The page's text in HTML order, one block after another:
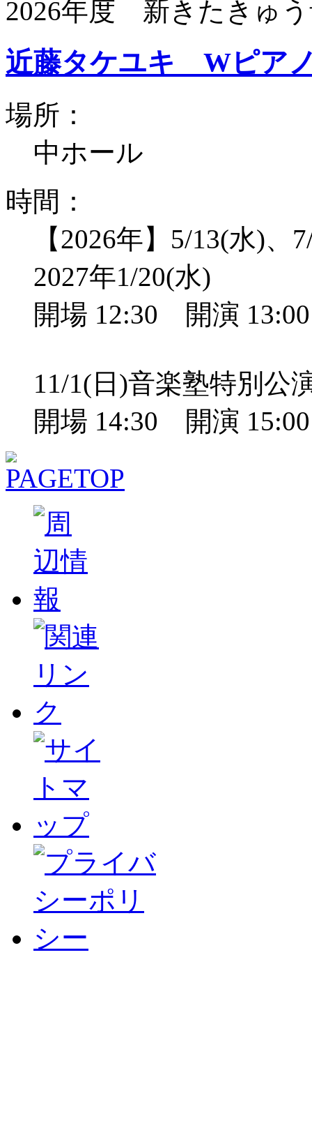
2026年度 新きたきゅ
近藤タケユキ Wピア
場所：
中ホール
時間：
【2026年】5/13(水)
2027年1/20(水)
開場 12:30 開演
11/1(日)音楽塾特別公
開場 14:30 開演